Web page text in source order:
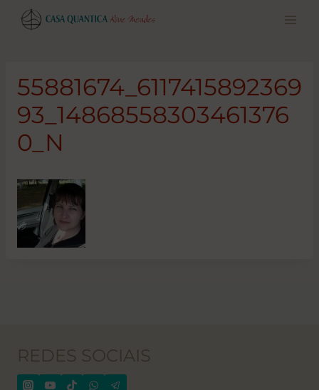
Pular
para
55881674_6117415892369
93_14868558303461376
0_N
REDES SOCIAIS